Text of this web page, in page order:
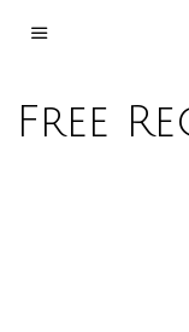
Free